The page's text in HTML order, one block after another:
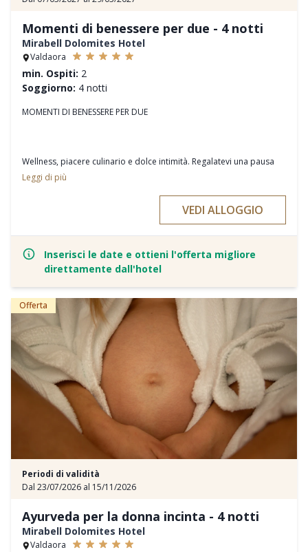
Momenti di benessere per due - 4 notti
Mirabell Dolomites Hotel
Valdaora
min. Ospiti: 2
Soggiorno: 4 notti
MOMENTI DI BENESSERE PER DUE
Wellness, piacere culinario e dolce intimità. Regalatevi una pausa
romantica d’autunno.
Vivete insieme momenti indimenticabili di relax con trattamenti per
coppie nella nostra Spa Privata - Bad Schartl, lasciatevi coccolare
da delizie gourmet e condividete attimi preziosi a due.
I vantaggi dell’offerta
- 4 pernottamenti e la prestigiosa pensione 3/4-Mirabell Comfort
inclusa
- arrivo possibile ogni giorno della settimana
- 10% di sconto
- Pacchetto Love con romantiche sorprese
- Spa Privata e trattamenti per coppie
- da € 791,50 a persona
Leggi di più
VEDI ALLOGGIO
Inserisci le date e ottieni l'offerta migliore
direttamente dall'hotel
Offerta
Periodi di validità
Dal 23/07/2026 al 15/11/2026
Ayurveda per la donna incinta - 4 notti
Mirabell Dolomites Hotel
Valdaora